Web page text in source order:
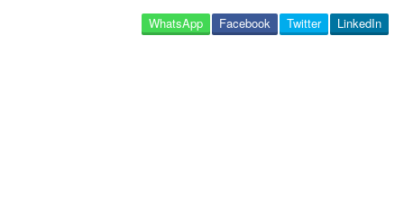
LinkedIn
Twitter
Facebook
WhatsApp